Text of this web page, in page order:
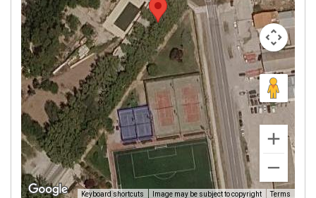
Keyboard shortcuts Image may be subject to copyright Terms